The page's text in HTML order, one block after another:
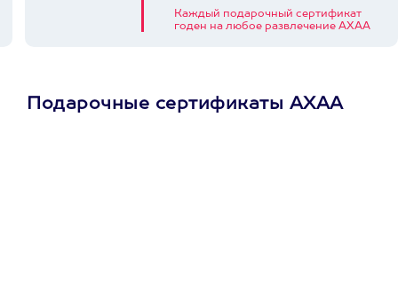
Каждый подарочный сертификат
годен на любое развлечение АХАА
Подарочные сертификаты АХАА